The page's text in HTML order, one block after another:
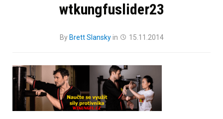
wtkungfuslider23
By Brett Slanskyin 15.11.2014